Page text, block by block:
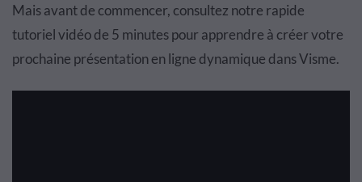
Mais avant de commencer, consultez notre rapide
tutoriel vidéo de 5 minutes pour apprendre à créer votre
prochaine présentation en ligne dynamique dans Visme.